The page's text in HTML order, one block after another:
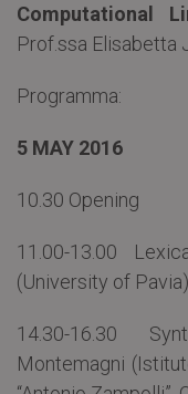
Computational
Prof.ssa Elisabetta
Programma:
5 MAY 2016
10.30 Opening
11.00-13.00
(University of Pavia)
14.30-16.30
Montemagni